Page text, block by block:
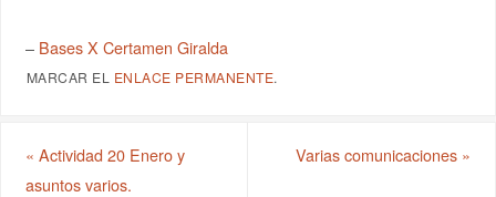
– Bases X Certamen Giralda
MARCAR EL ENLACE PERMANENTE.
« Actividad 20 Enero y
asuntos varios.
Varias comunicaciones »